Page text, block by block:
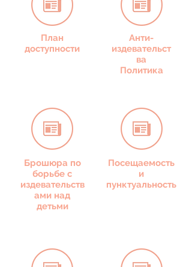
План
доступности
Брошюра по
борьбе с
издевательств
ами над
детьми
Анти-
издевательст
ва
Политика
Посещаемость
и
пунктуальность